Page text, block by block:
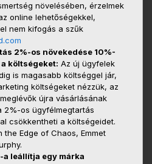
növelésében, érzelmek
online lehetőségekkel,
nem kifogás a szűk
2%-os növekedése 10%-
költségeket: Az új ügyfelek
is magasabb költséggel jár,
költségeket nézzük, az
újra vásárlásának
2%-os ügyfélmegtartás
csökkentheti a költségeidet.
the Edge of Chaos, Emmet
a leállítja egy márka